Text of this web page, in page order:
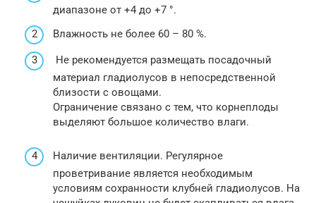
диапазоне от +4 до +7 °.
Влажность не более 60 – 80 %.
Не рекомендуется размещать посадочный
материал гладиолусов в непосредственной
близости с овощами.
Ограничение связано с тем, что корнеплоды
выделяют большое количество влаги.
Наличие вентиляции. Регулярное
проветривание является необходимым
условиям сохранности клубней гладиолусов. На